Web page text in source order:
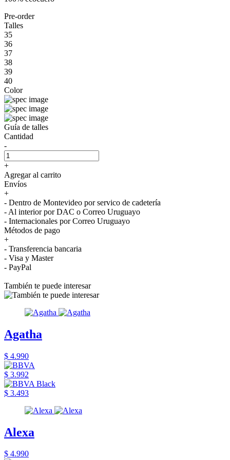
Pre-order
Talles
35
36
37
38
39
40
Color
Guía de talles
Cantidad
-
+
Agregar al carrito
Envíos
+
- Dentro de Montevideo por servico de cadetería
- Al interior por DAC o Correo Uruguayo
- Internacionales por Correo Uruguayo
Métodos de pago
+
- Transferencia bancaria
- Visa y Master
- PayPal
También te puede interesar
Agatha
$ 4.990
$ 3.992
$ 3.493
Alexa
$ 4.990